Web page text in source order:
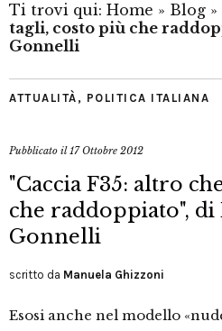
Ti trovi qui: Home » Blog »
tagli, costo più che
Gonnelli
ATTUALITÀ , POLITICA ITALIANA
Pubblicato il17 Ottobre 2012
"Caccia F35: altro
che raddoppiato", di
Gonnelli
scritto da Manuela Ghizzoni
Esosi anche nel modello